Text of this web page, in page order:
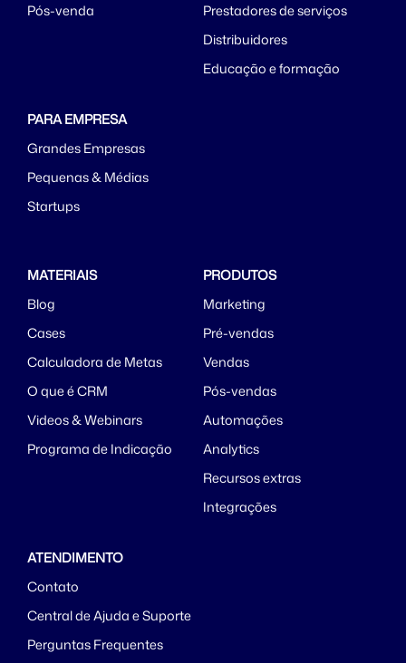
Pós-venda
Prestadores de serviços
Distribuidores
Educação e formação
PARA EMPRESA
Grandes Empresas
Pequenas & Médias
Startups
MATERIAIS
Blog
Cases
Calculadora de Metas
O que é CRM
Videos & Webinars
Programa de Indicação
PRODUTOS
Marketing
Pré-vendas
Vendas
Pós-vendas
Automações
Analytics
Recursos extras
Integrações
ATENDIMENTO
Contato
Central de Ajuda e Suporte
Perguntas Frequentes